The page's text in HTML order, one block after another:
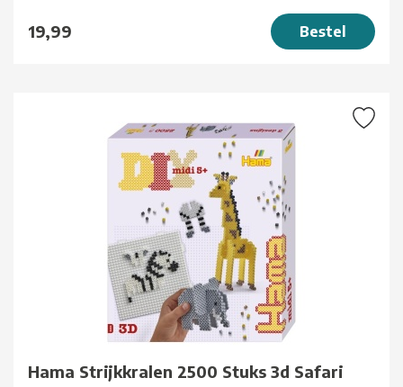
19,99 Bestel
Hama Strijkkralen 2500 Stuks 3d Safari